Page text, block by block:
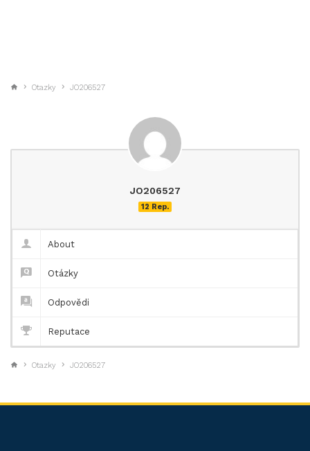
Otazky JO206527
JO206527
12 Rep.
About
Otázky
Odpovědi
Reputace
Otazky JO206527